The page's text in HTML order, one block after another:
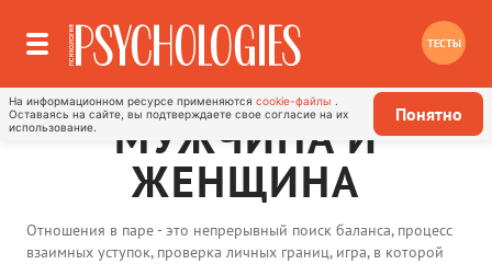
ТЕСТЫ
На информационном ресурсе применяются cookie-файлы
Оставаясь на сайте, вы подтверждаете свое согласие на их
использование.
Понятно
МУЖЧИНА И
ЖЕНЩИНА
Отношения в паре - это непрерывный поиск баланса, процесс
взаимных уступок, проверка личных границ, игра, в которой